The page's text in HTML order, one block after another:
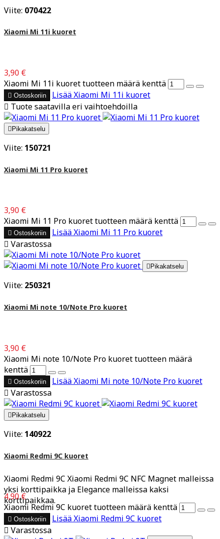
Viite: 070422
Xiaomi Mi 11i kuoret
3,90 €
Xiaomi Mi 11i kuoret tuotteen määrä kenttä
 Ostoskoriin LisääXiaomi Mi 11i kuoret
 Tuote saatavilla eri vaihtoehdoilla
 Pikakatselu
Viite: 150721
Xiaomi Mi 11 Pro kuoret
3,90 €
Xiaomi Mi 11 Pro kuoret tuotteen määrä kenttä
 Ostoskoriin LisääXiaomi Mi 11 Pro kuoret
 Varastossa
 Pikakatselu
Viite: 250321
Xiaomi Mi note 10/Note Pro kuoret
3,90 €
Xiaomi Mi note 10/Note Pro kuoret tuotteen määrä
kenttä
 Ostoskoriin LisääXiaomi Mi note 10/Note Pro kuoret
 Varastossa
 Pikakatselu
Viite: 140922
Xiaomi Redmi 9C kuoret
Xiaomi Redmi 9C Xiaomi Redmi 9C NFC Magnet malleissa
yksi korttipaikka ja Elegance malleissa kaksi
korttipaikkaa.
4,90 €
Xiaomi Redmi 9C kuoret tuotteen määrä kenttä
 Ostoskoriin LisääXiaomi Redmi 9C kuoret
 Varastossa